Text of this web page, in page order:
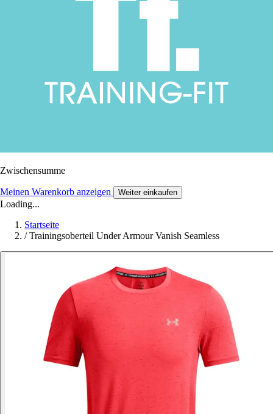
Zwischensumme
Meinen Warenkorb anzeigen Weiter einkaufen
Loading...
Startseite
/ Trainingsoberteil Under Armour Vanish Seamless